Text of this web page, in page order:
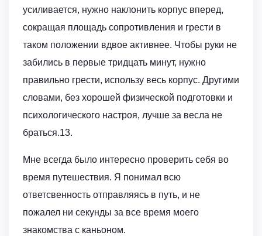
усиливается, нужно наклонить корпус вперед,
сокращая площадь сопротивления и грести в
таком положении вдвое активнее. Чтобы руки не
забились в первые тридцать минут, нужно
правильно грести, использу весь корпус. Другими
словами, без хорошей физической подготовки и
психологического настроя, лучше за весла не
браться.13.
Мне всегда было интересно проверить себя во
время путешествия. Я понимал всю
ответсвенность отправляясь в путь, и не
пожалел ни секунды за все время моего
знакомства с каньоном.